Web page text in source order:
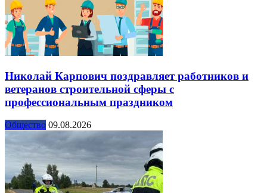
Николай Карпович поздравляет работников и
ветеранов строительной сферы с
профессиональным праздником
Общество 09.08.2026